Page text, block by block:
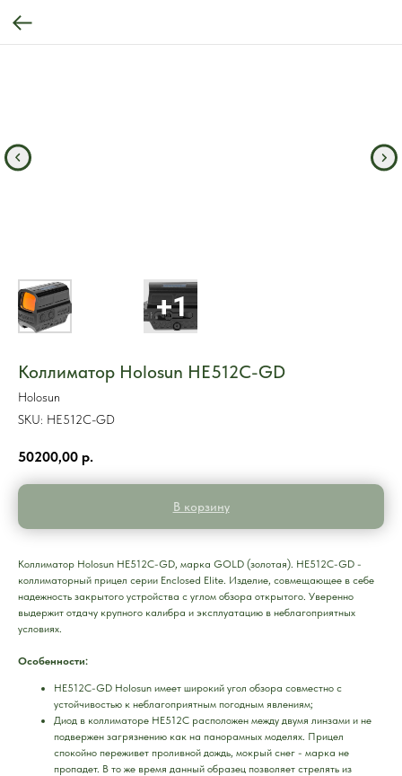
Коллиматор Holosun HE512C-GD
Holosun
SKU: HE512C-GD
50200,00 р.
В корзину
Коллиматор Holosun HE512C-GD, марка GOLD (золотая). HE512C-GD -
коллиматорный прицел серии Enclosed Elite. Изделие, совмещающее в себе
надежность закрытого устройства с углом обзора открытого. Уверенно
выдержит отдачу крупного калибра и эксплуатацию в неблагоприятных
условиях.
Особенности:
HE512C-GD Holosun имеет широкий угол обзора совместно с
устойчивостью к неблагоприятным погодным явлениям;
Диод в коллиматоре HE512C расположен между двумя линзами и не
подвержен загрязнению как на панорамных моделях. Прицел
спокойно переживет проливной дождь, мокрый снег - марка не
пропадет. В то же время данный образец позволяет стрелять из